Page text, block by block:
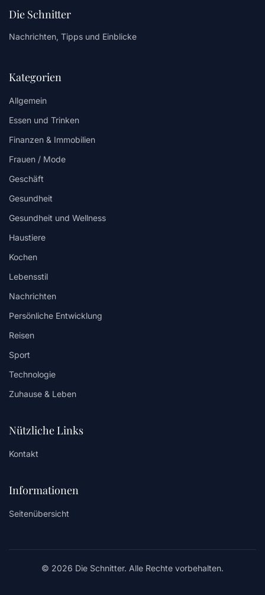
Die Schnitter
Nachrichten, Tipps und Einblicke
Kategorien
Allgemein
Essen und Trinken
Finanzen & Immobilien
Frauen / Mode
Geschäft
Gesundheit
Gesundheit und Wellness
Haustiere
Kochen
Lebensstil
Nachrichten
Persönliche Entwicklung
Reisen
Sport
Technologie
Zuhause & Leben
Nützliche Links
Kontakt
Informationen
Seitenübersicht
© 2026 Die Schnitter. Alle Rechte vorbehalten.